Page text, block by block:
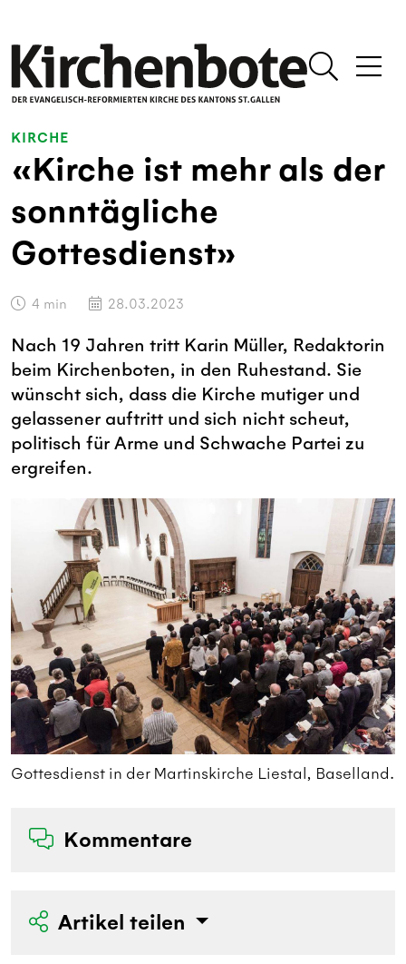
KIRCHE
«Kirche ist mehr als der
sonntägliche
Gottesdienst»
4 min 28.03.2023
Nach 19 Jahren tritt Karin Müller, Redaktorin
beim Kirchenboten, in den Ruhestand. Sie
wünscht sich, dass die Kirche mutiger und
gelassener auftritt und sich nicht scheut,
politisch für Arme und Schwache Partei zu
ergreifen.
Gottesdienst in der Martinskirche Liestal, Baselland.
Kommentare
Artikel teilen